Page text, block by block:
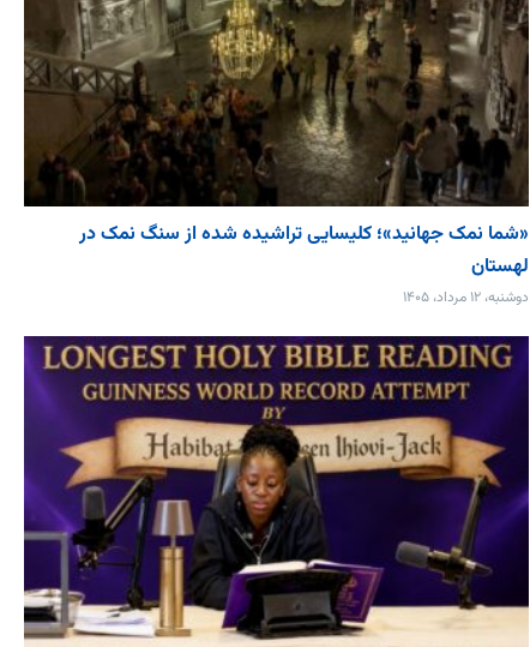
«شما نمک جهانید»؛ کلیسایی تراشیده شده از سنگ نمک در
لهستان
دوشنبه، ۱۲ مرداد، ۱۴۰۵